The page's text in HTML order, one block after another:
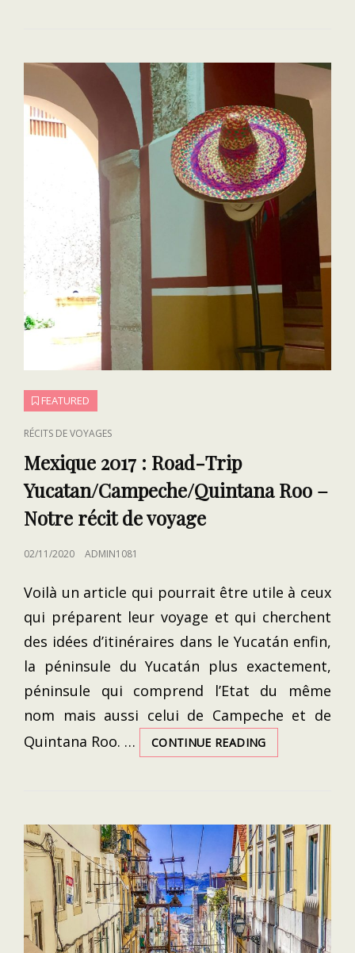
MONDE
FEATURED
CAT
LINKS
RÉCITS DE VOYAGES
Mexique 2017 : Road-Trip
Yucatan/Campeche/Quintana Roo –
Notre récit de voyage
POSTED
02/11/2020 ADMIN1081
Voilà un article qui pourrait être utile à ceux
qui préparent leur voyage et qui cherchent
des idées d’itinéraires dans le Yucatán enfin,
la péninsule du Yucatán plus exactement,
péninsule qui comprend l’Etat du même
nom mais aussi celui de Campeche et de
Quintana Roo. …
CONTINUE READINGMEXIQUE
2017
YUCATAN/
ROO
–
NOTRE
RÉCIT
DE
VOYAGE